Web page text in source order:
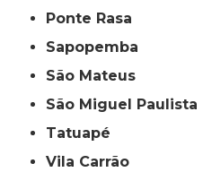
Ponte Rasa
Sapopemba
São Mateus
São Miguel Paulista
Tatuapé
Vila Carrão